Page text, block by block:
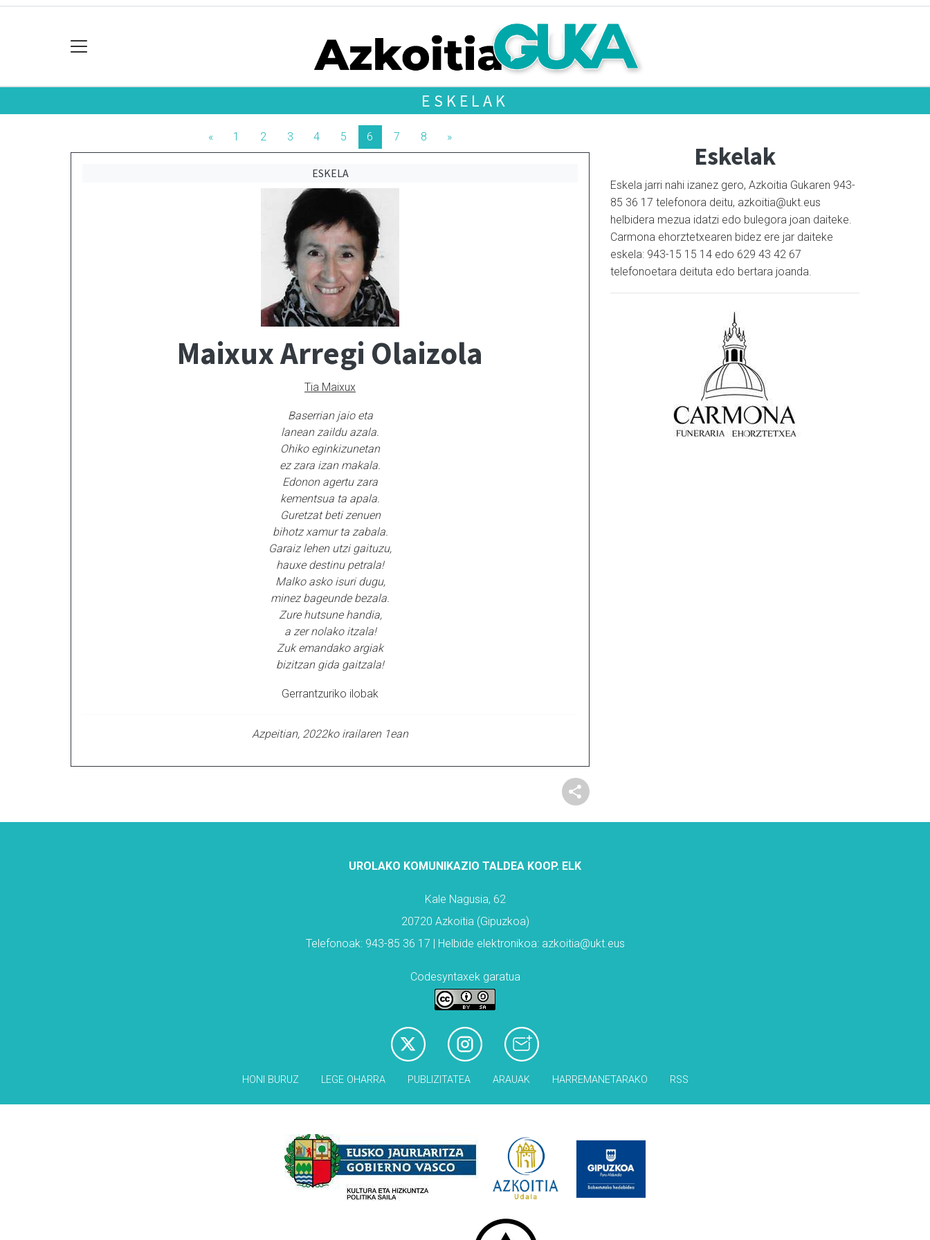
ESKELAK
« 1 2 3 4 5 6 7 8 »
ESKELA
Maixux Arregi Olaizola
Tia Maixux
Baserrian jaio eta
lanean zaildu azala.
Ohiko eginkizunetan
ez zara izan makala.
Edonon agertu zara
kementsua ta apala.
Guretzat beti zenuen
bihotz xamur ta zabala.
Garaiz lehen utzi gaituzu,
hauxe destinu petrala!
Malko asko isuri dugu,
minez bageunde bezala.
Zure hutsune handia,
a zer nolako itzala!
Zuk emandako argiak
bizitzan gida gaitzala!
Gerrantzuriko ilobak
Azpeitian, 2022ko irailaren 1ean
Eskelak
Eskela jarri nahi izanez gero, Azkoitia Gukaren 943-
85 36 17 telefonora deitu, azkoitia@ukt.eus
helbidera mezua idatzi edo bulegora joan daiteke.
Carmona ehorztetxearen bidez ere jar daiteke
eskela: 943-15 15 14 edo 629 43 42 67
telefonoetara deituta edo bertara joanda.
UROLAKO KOMUNIKAZIO TALDEA KOOP. ELK
Kale Nagusia, 62
20720 Azkoitia (Gipuzkoa)
Telefonoak: 943-85 36 17 | Helbide elektronikoa: azkoitia@ukt.eus
Codesyntaxek garatua
HONI BURUZ LEGE OHARRA PUBLIZITATEA ARAUAK HARREMANETARAKO RSS